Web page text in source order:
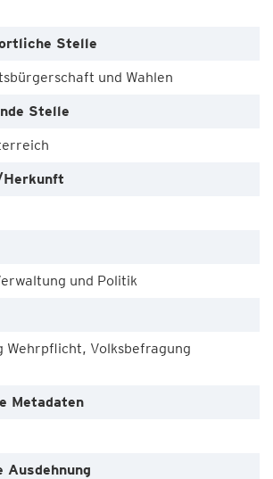
Stelle
und Wahlen
Stelle
und Politik
Wehrpflicht, Volksbefragung
Metadaten
Ausdehnung